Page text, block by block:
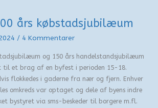
års købstadsjubilæum
/ 4 Kommentarer
og 150 års handelstandsjubilæum
til et brag af en byfest i perioden 15-18.
flokkedes i gaderne fra nær og fjern. Enhver
omkreds var optaget og dele af byens indre
bystyret via sms-beskeder til borgere m.fl.